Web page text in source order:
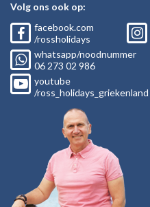
Volg ons ook op:
facebook.com
/rossholidays
whatsapp/noodnummer
06 273 02 986
youtube
/ross_holidays_griekenland